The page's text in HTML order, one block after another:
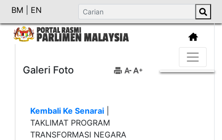
BM EN
Galeri Foto
Kembali Ke Senarai
TAKLIMAT PROGRAM
TRANSFORMASI NEGARA